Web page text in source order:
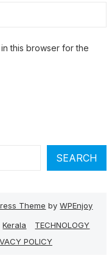
this browser for the
SEARCH
Theme byWPEnjoy
Kerala
TECHNOLOGY
POLICY